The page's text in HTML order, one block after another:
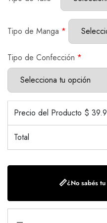
Tipo de Manga *
Tipo de Confección *
Precio del Producto $
Total
📏¿No sabés